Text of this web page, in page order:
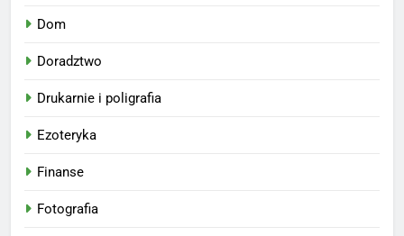
Dom
Doradztwo
Drukarnie i poligrafia
Ezoteryka
Finanse
Fotografia